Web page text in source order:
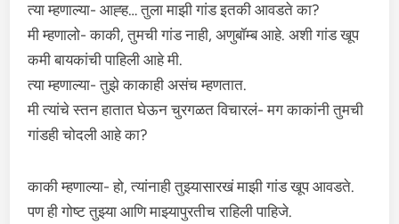
त्या म्हणाल्या- आह्ह… तुला माझी गांड इतकी आवडते का?
मी म्हणालो- काकी, तुमची गांड नाही, अणुबॉम्ब आहे. अशी गांड खूप
कमी बायकांची पाहिली आहे मी.
त्या म्हणाल्या- तुझे काकाही असंच म्हणतात.
मी त्यांचे स्तन हातात घेऊन चुरगळत विचारलं- मग काकांनी तुमची
गांडही चोदली आहे का?
काकी म्हणाल्या- हो, त्यांनाही तुझ्यासारखं माझी गांड खूप आवडते.
पण ही गोष्ट तुझ्या आणि माझ्यापुरतीच राहिली पाहिजे.